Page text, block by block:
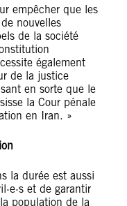
empêcher que les
nouvelles
de la société
également
de la justice
en sorte que le
la Cour pénale
en Iran. »
la durée est aussi
et de garantir
population de la